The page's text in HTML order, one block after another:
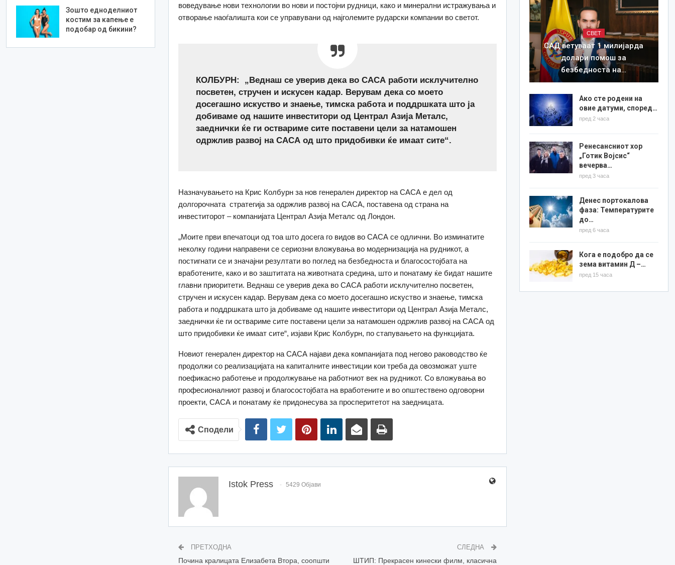
воведување нови технологии во нови и постојни рудници, како и минерални истражувања и
отворање наоѓалишта кои се управувани од најголемите рударски компании во светот.
КОЛБУРН: „Веднаш се уверив дека во САСА работи исклучително
посветен, стручен и искусен кадар. Верувам дека со моето
досегашно искуство и знаење, тимска работа и поддршката што ја
добиваме од нашите инвеститори од Централ Азија Металс,
заеднички ќе ги оствариме сите поставени цели за натамошен
одржлив развој на САСА од што придобивки ќе имаат сите“.
Назначувањето на Крис Колбурн за нов генерален директор на САСА е дел од
долгорочната стратегија за одржлив развој на САСА, поставена од страна на
инвеститорот – компанијата Централ Азија Металс од Лондон.
„Моите први впечатоци од тоа што досега го видов во САСА се одлични. Во изминатите
неколку години направени се сериозни вложувања во модернизација на рудникот, а
постигнати се и значајни резултати во поглед на безбедноста и благосостојбата на
вработените, како и во заштитата на животната средина, што и понатаму ќе бидат нашите
главни приоритети. Веднаш се уверив дека во САСА работи исклучително посветен,
стручен и искусен кадар. Верувам дека со моето досегашно искуство и знаење, тимска
работа и поддршката што ја добиваме од нашите инвеститори од Централ Азија Металс,
заеднички ќе ги оствариме сите поставени цели за натамошен одржлив развој на САСА од
што придобивки ќе имаат сите“, изјави Крис Колбурн, по стапувањето на функцијата.
Новиот генерален директор на САСА најави дека компанијата под негово раководство ќе
продолжи со реализацијата на капиталните инвестиции кои треба да овозможат уште
поефикасно работење и продолжување на работниот век на рудникот. Со вложувања во
професионалниот развој и благосостојбата на вработените и во општествено одговорни
проекти, САСА и понатаму ќе придонесува за просперитетот на заедницата.
Сподели
Istok Press 5429 Објави
ПРЕТХОДНА
Почина кралицата Елизабета Втора, соопшти
СЛЕДНА
ШТИП: Прекрасен кинески филм, класична
СВЕТ
САД ветуваат 1 милијарда
долари помош за
безбедноста на…
Ако сте родени на
овие датуми, според…
пред 2 часа
Ренесансниот хор
„Готик Војсис“
вечерва…
пред 3 часа
Денес портокалова
фаза: Температурите
до…
пред 6 часа
Кога е подобро да се
зема витамин Д –…
пред 15 часа
Зошто едноделниот
костим за капење е
подобар од бикини?